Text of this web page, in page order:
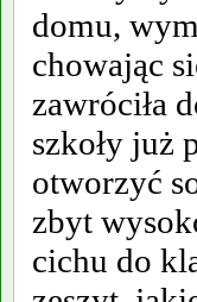
domu,
chowając
zawróciła
szkoły już
otworzyć
zbyt
cichu do